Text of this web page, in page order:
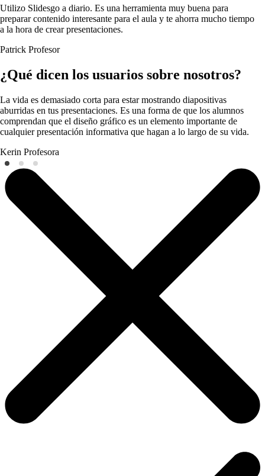
Utilizo Slidesgo a diario. Es una herramienta muy buena para
preparar contenido interesante para el aula y te ahorra mucho tiempo
a la hora de crear presentaciones.
Patrick Profesor
¿Qué dicen los usuarios sobre nosotros?
La vida es demasiado corta para estar mostrando diapositivas
aburridas en tus presentaciones. Es una forma de que los alumnos
comprendan que el diseño gráfico es un elemento importante de
cualquier presentación informativa que hagan a lo largo de su vida.
Kerin Profesora